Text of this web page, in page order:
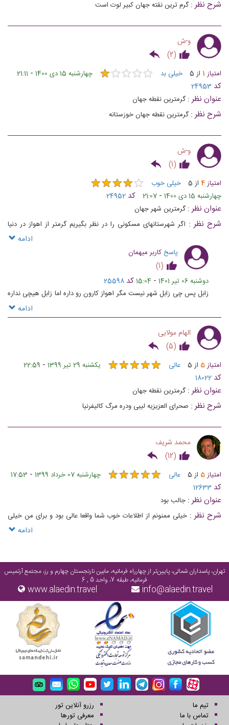
شرح نظر : گرم ترین نقته جهان کبیر لوت است
و-ش
(
2
)
امتیاز 1 از 5 خیلی بد ★★★★★
★★★★★ چهارشنبه 15 دی 1400 -
21:11
کد 24953
عنوان نظر : گرمترین نقطه جهان
شرح نظر : گرمترین نقطه جهان خوزستانه
و-ش
(
1
)
امتیاز4 از 5 خیلی خوب ★★★★★
★★★★★
چهارشنبه 15 دی 1400 -
21:07 کد 24952
عنوان نظر : گرمترین شهر جهان
شرح نظر : اگر شهرستانهای مسکونی را در نظر بگیریم گرمتر از اهواز در دنیا
ادامه
پاسخ کاربر میهمان
(
1
)
دوشنبه 06 تیر 1401 -
15:04کد 25598
زابل پس چی زابل شهر نیست مگر اهواز کارون رو داره اما زابل هیچی نداره
ادامه
الهام مولایی
(
5
)
امتیاز5 از 5 عالی ★★★★★
★★★★★ یکشنبه 29 تیر 1399 -
22:59
کد 18022
عنوان نظر : گرمترین نقطه جهان
شرح نظر : صحرای العزیزیه لیبی ودره مرگ کالیفرنیا
محمد شریف
(
12
)
امتیاز5 از 5 عالی ★★★★★
★★★★★ چهارشنبه 07 خرداد 1399 -
17:53
کد 12633
عنوان نظر : جالب بود
شرح نظر : خیلی ممنونم از اطلاعات خوب شما واقعا عالی بود و برای من خیلی
ادامه
تهران، پاسداران شمالی، پایین‌تر از چهارراه فرمانیه، مابین نارنجستان چهارم و رز، مجتمع آرتمیس
فرمانیه، طبقه 7، واحد 5 , 6
info@alaedin.travel
www.alaedin.travel
تیم ما
تماس با ما
رزرو آنلاین تور
معرفی تورها